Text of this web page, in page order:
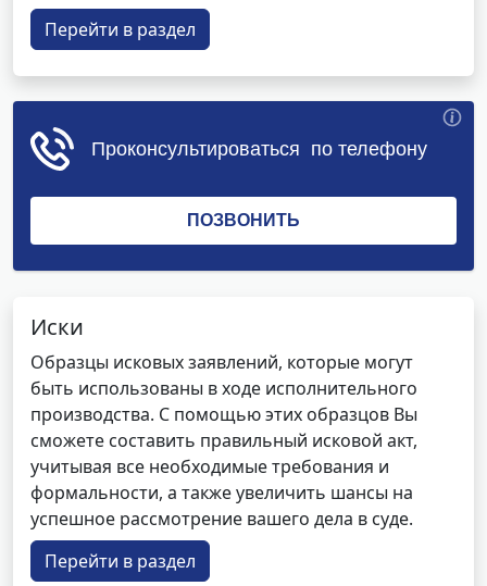
Перейти в раздел
Иски
Образцы исковых заявлений, которые могут
быть использованы в ходе исполнительного
производства. С помощью этих образцов Вы
сможете составить правильный исковой акт,
учитывая все необходимые требования и
формальности, а также увеличить шансы на
успешное рассмотрение вашего дела в суде.
Перейти в раздел